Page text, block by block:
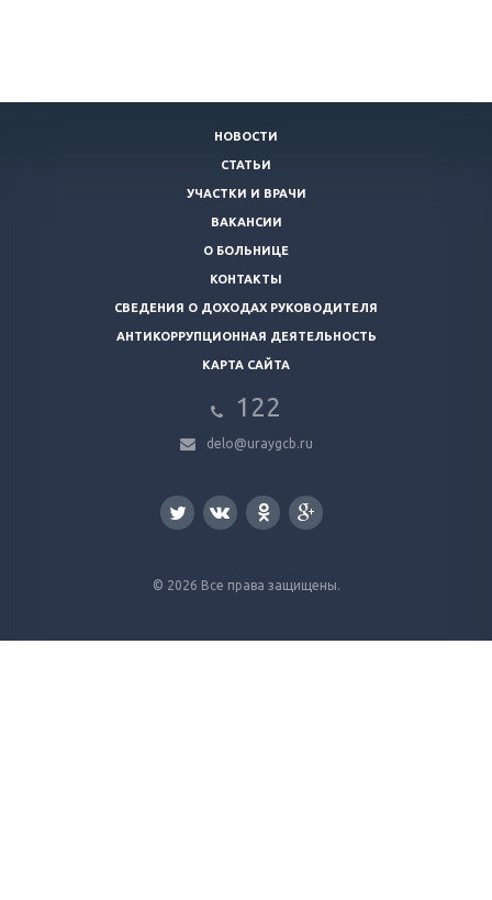
© 2026 Все права защищены.
НОВОСТИ
СТАТЬИ
УЧАСТКИ И ВРАЧИ
ВАКАНСИИ
О БОЛЬНИЦЕ
КОНТАКТЫ
СВЕДЕНИЯ О ДОХОДАХ РУКОВОДИТЕЛЯ
АНТИКОРРУПЦИОННАЯ ДЕЯТЕЛЬНОСТЬ
КАРТА САЙТА
122
delo@uraygcb.ru